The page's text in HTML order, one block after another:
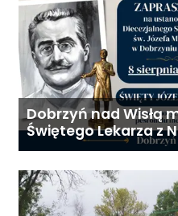
Dobrzyń nad Wisłą
Świętego Lekarza z